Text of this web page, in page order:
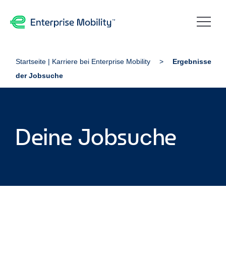
Startseite | Karriere bei Enterprise Mobility
Ergebnisse
der Jobsuche
Deine Jobsuche